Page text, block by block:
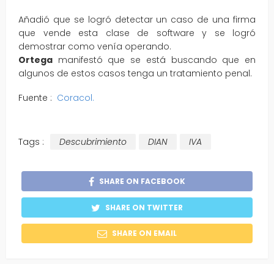
Añadió que se logró detectar un caso de una firma
que vende esta clase de software y se logró
demostrar como venía operando.
Ortega manifestó que se está buscando que en
algunos de estos casos tenga un tratamiento penal.
Fuente : Coracol.
Tags : Descubrimiento DIAN IVA
SHARE ON FACEBOOK
SHARE ON TWITTER
SHARE ON EMAIL